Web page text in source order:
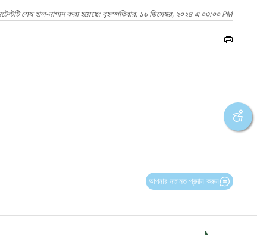
শেষ হাল-নাগাদ করা হয়েছে: বৃহস্পতিবার, ১৯ ডিসেম্বর, ২০২৪ এ ০৩:০০ PM
আপনার মতামত প্রদান করুন